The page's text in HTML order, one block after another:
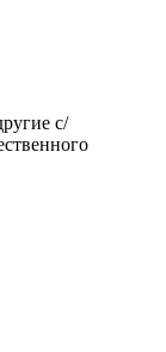
с/